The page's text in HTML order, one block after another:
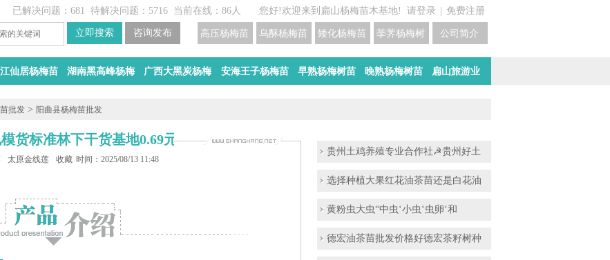
您好!欢迎来到扁山杨梅苗木基地! 请登录 免费注册
已解决问题：681 待解决问题：5716 当前在线：86人
公司简介
荸荠杨梅树苗培育
矮化杨梅苗价格
乌酥杨梅苗培育基地
高压杨梅苗
仙居杨梅苗 湖南黑高峰杨梅 广西大黑炭杨梅 安海王子杨梅苗 早熟杨梅树苗 晚熟杨梅树苗 扁山旅游业
批发 > 阳曲县杨梅苗批发
货标准林下干货基地0.69元/珠
苗批发
太原金线莲干货批发
收藏 时间：2025/08/13 11:48
贵州土鸡养殖专业合作社☭贵州好土
选择种植大果红花油茶苗还是白花油
黄粉虫大虫“中虫‘小虫‘虫卵‘和
德宏油茶苗批发价格好德宏茶籽树种